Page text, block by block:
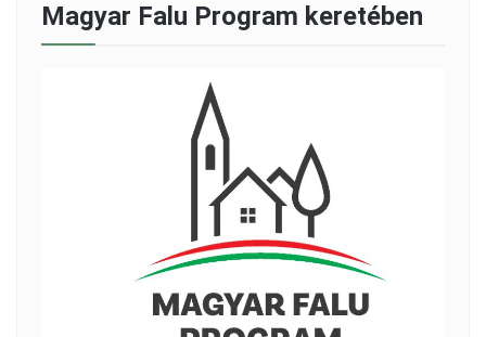
Magyar Falu Program keretében